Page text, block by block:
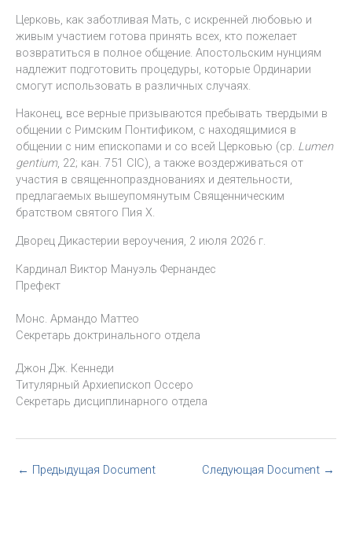
Церковь, как заботливая Мать, с искренней любовью и
живым участием готова принять всех, кто пожелает
возвратиться в полное общение. Апостольским нунциям
надлежит подготовить процедуры, которые Ординарии
смогут использовать в различных случаях.
Наконец, все верные призываются пребывать твердыми в
общении с Римским Понтификом, с находящимися в
общении с ним епископами и со всей Церковью (ср. Lumen
gentium, 22; кан. 751 CIC), а также воздерживаться от
участия в священнопразднованиях и деятельности,
предлагаемых вышеупомянутым Священническим
братством святого Пия X.
Дворец Дикастерии вероучения, 2 июля 2026 г.
Кардинал Виктор Мануэль Фернандес
Префект
Монс. Армандо Маттео
Секретарь доктринального отдела
Джон Дж. Кеннеди
Титулярный Архиепископ Оссеро
Секретарь дисциплинарного отдела
← Предыдущая Document Следующая Document →